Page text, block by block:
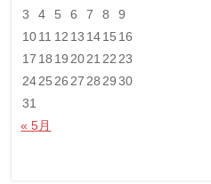
3
4 5 6 7 8
9
1011 12 13 1415 16
17 18 19 2021 22 23
2425 26 27 28 29 30
31
« 5月